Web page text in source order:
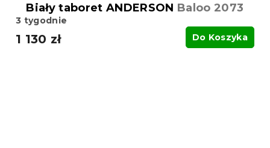
Biały taboret ANDERSON Baloo 2073
3 tygodnie
1 130 zł Do Koszyka